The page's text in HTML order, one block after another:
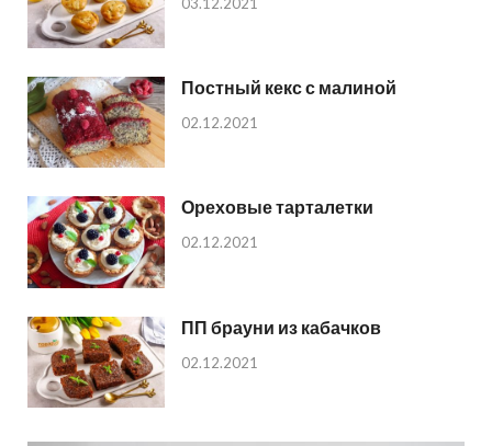
Постный кекс с малиной
02.12.2021
Ореховые тарталетки
02.12.2021
ПП брауни из кабачков
02.12.2021